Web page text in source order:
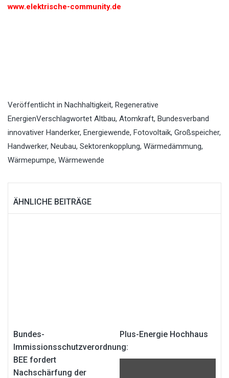
www.elektrische-community.de
Veröffentlicht in Nachhaltigkeit, Regenerative
EnergienVerschlagwortet Altbau, Atomkraft, Bundesverband
innovativer Handerker, Energiewende, Fotovoltaik, Großspeicher,
Handwerker, Neubau, Sektorenkopplung, Wärmedämmung,
Wärmepumpe, Wärmewende
ÄHNLICHE BEITRÄGE
Bundes-
Immissionsschutzverordnung:
BEE fordert
Nachschärfung der
Plus-Energie Hochhaus